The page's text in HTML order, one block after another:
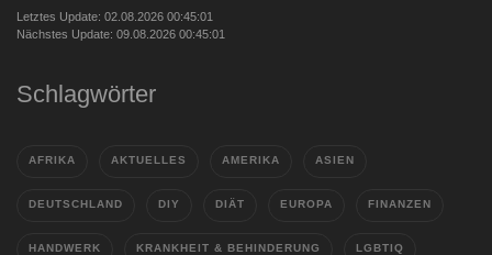
Letztes Update: 02.08.2026 00:45:01
Nächstes Update: 09.08.2026 00:45:01
Schlagwörter
AFRIKA AKTUELLES AMERIKA ASIEN
DEUTSCHLAND DIY DIÄT EUROPA FINANZEN
HANDWERK KRANKHEIT & BEHINDERUNG LGBTIQ